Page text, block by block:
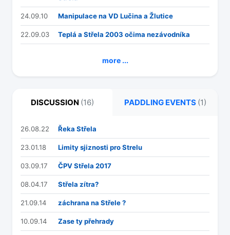
24.09.10 Manipulace na VD Lučina a Žlutice
22.09.03 Teplá a Střela 2003 očima nezávodníka
more ...
DISCUSSION (16) PADDLING EVENTS (1)
26.08.22 Řeka Střela
23.01.18 Limity sjiznosti pro Strelu
03.09.17 ČPV Střela 2017
08.04.17 Střela zítra?
21.09.14 záchrana na Střele ?
10.09.14 Zase ty přehrady